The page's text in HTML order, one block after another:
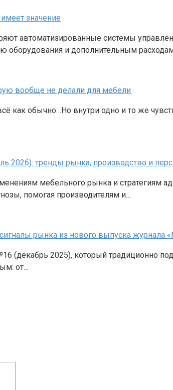
значение
автоматизированные системы
оборудования и дополнительным
вообще не делали для мебели
обычно…Но внутри одно и то же
тренды рынка, производство и
мебельного рынка и стратегиям
помогая производителям и…
рынка из нового выпуска журнала
2025), который традиционно
от…